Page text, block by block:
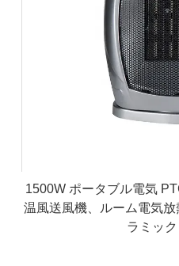
1500W ポータブル電気
温風送風機、ルーム電気
ラミッ